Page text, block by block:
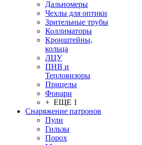
Дальномеры
Чехлы для оптики
Зрительные трубы
Коллиматоры
Кронштейны,
кольца
ЛЦУ
ПНВ и
Тепловизоры
Прицелы
Фонари
+ ЕЩЕ 1
Снаряжение патронов
Пули
Гильзы
Порох